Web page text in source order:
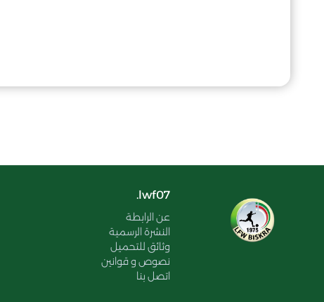
lwf07.
عن الرابطة
النشرة الرسمية
وثائق للتحميل
نصوص و قوانين
اتصل بنا